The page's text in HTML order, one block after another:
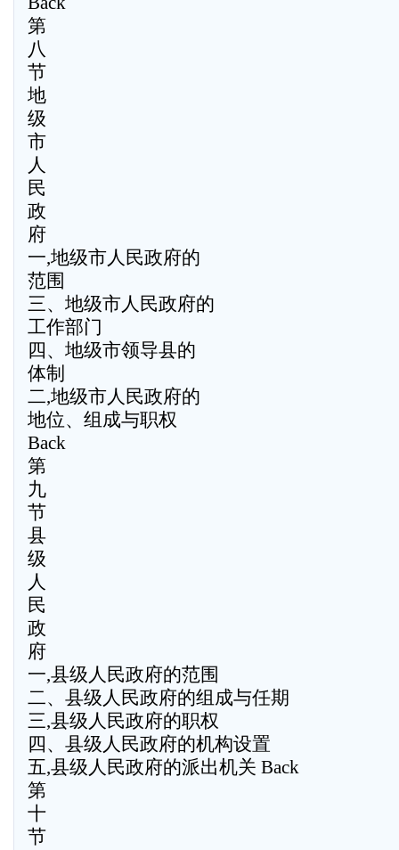
第
八
节
地
级
市
人
民
政
府
一,地级市人民政府的
范围
三、地级市人民政府的
工作部门
四、地级市领导县的
体制
二,地级市人民政府的
地位、组成与职权
Back
第
九
节
县
级
人
民
政
府
一,县级人民政府的范围
二、县级人民政府的组成与任期
三,县级人民政府的职权
四、县级人民政府的机构设置
五,县级人民政府的派出机关 Back
第
十
节